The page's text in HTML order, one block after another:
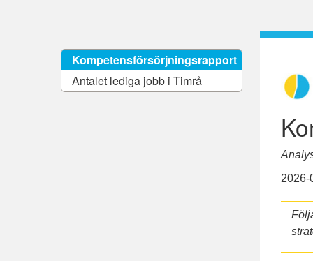
Kompetensförsörjningsrapport
Antalet lediga jobb i Timrå
2026-